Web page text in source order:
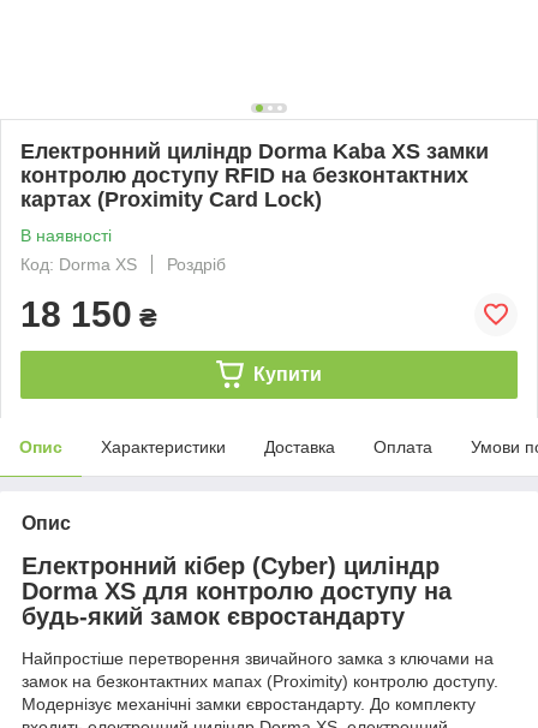
Електронний циліндр Dorma Kaba XS замки
контролю доступу RFID на безконтактних
картах (Proximity Card Lock)
В наявності
Код: Dorma XS
Роздріб
18 150 ₴
Купити
Опис Характеристики Доставка Оплата Умови
Опис
Електронний кібер (Cyber) циліндр
Dorma XS для контролю доступу на
будь-який замок євростандарту
Найпростіше перетворення звичайного замка з ключами на
замок на безконтактних мапах (Proximity) контролю доступу.
Модернізує механічні замки євростандарту. До комплекту